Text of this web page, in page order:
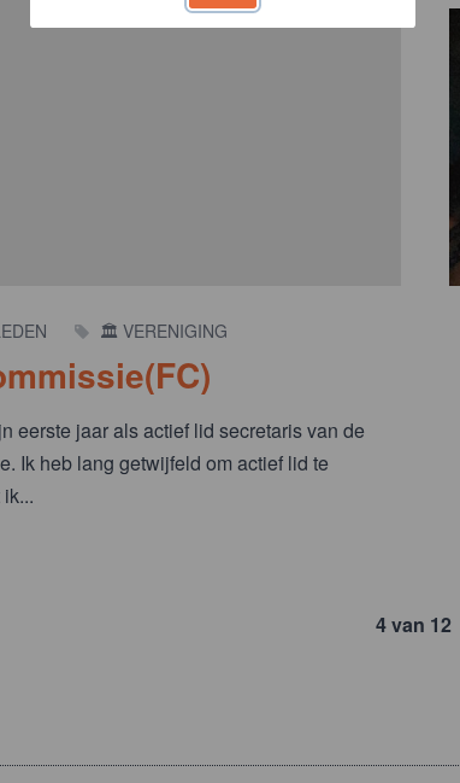
🏛️ VERENIGING
eerste jaar als actief lid secretaris van de
Ik heb lang getwijfeld om actief lid te
4 van 12